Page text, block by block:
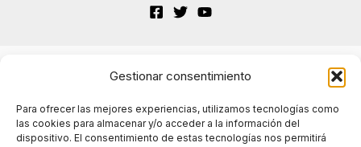
Gestionar consentimiento
Para ofrecer las mejores experiencias, utilizamos tecnologías como
las cookies para almacenar y/o acceder a la información del
dispositivo. El consentimiento de estas tecnologías nos permitirá